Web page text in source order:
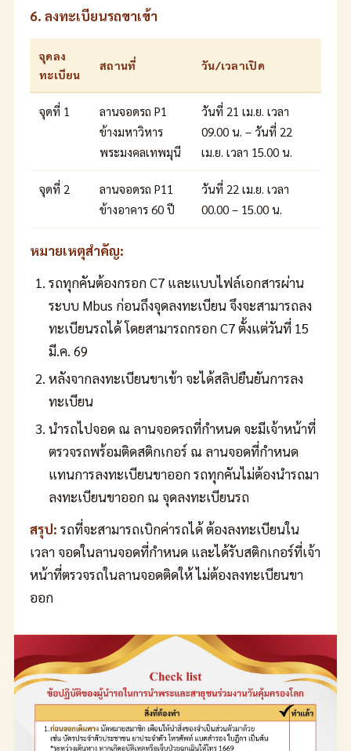
6. ลงทะเบียนรถขาเข้า
จุดลง
ทะเบียน
สถานที่ วัน/เวลาเปิด
จุดที่ 1
ลานจอดรถ P1
ข้างมหาวิหาร
พระมงคลเทพมุนี
วันที่ 21 เม.ย. เวลา
09.00 น. – วันที่ 22
เม.ย. เวลา 15.00 น.
จุดที่ 2
ลานจอดรถ P11
ข้างอาคาร 60 ปี
วันที่ 22 เม.ย. เวลา
00.00 – 15.00 น.
หมายเหตุสำคัญ:
รถทุกคันต้องกรอก C7 และแบบไฟล์เอกสารผ่าน
ระบบ Mbus ก่อนถึงจุดลงทะเบียน จึงจะสามารถลง
ทะเบียนรถได้ โดยสามารถกรอก C7 ตั้งแต่วันที่ 15
มี.ค. 69
หลังจากลงทะเบียนขาเข้า จะได้สลิปยืนยันการลง
ทะเบียน
นำรถไปจอด ณ ลานจอดรถที่กำหนด จะมีเจ้าหน้าที่
ตรวจรถพร้อมติดสติกเกอร์ ณ ลานจอดที่กำหนด
แทนการลงทะเบียนขาออก รถทุกคันไม่ต้องนำรถมา
ลงทะเบียนขาออก ณ จุดลงทะเบียนรถ
สรุป: รถที่จะสามารถเบิกค่ารถได้ ต้องลงทะเบียนใน
เวลา จอดในลานจอดที่กำหนด และได้รับสติกเกอร์ที่เจ้า
หน้าที่ตรวจรถในลานจอดติดให้ ไม่ต้องลงทะเบียนขา
ออก